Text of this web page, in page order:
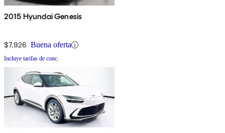
2015 Hyundai Genesis
$7,926 Buena oferta
Incluye tarifas de conc.